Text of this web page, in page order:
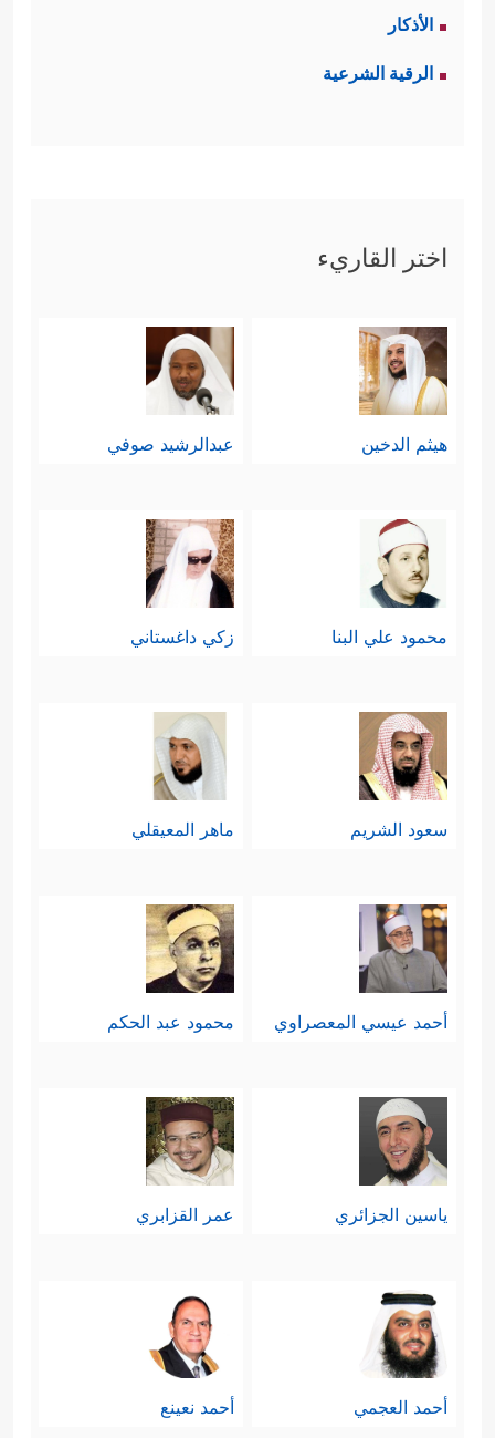
الأذكار
الرقية الشرعية
اختر القاريء
هيثم الدخين عبدالرشيد صوفي
محمود علي البنا زكي داغستاني
سعود الشريم ماهر المعيقلي
أحمد عيسي المعصراوي محمود عبد الحكم
ياسين الجزائري عمر القزابري
أحمد العجمي أحمد نعينع